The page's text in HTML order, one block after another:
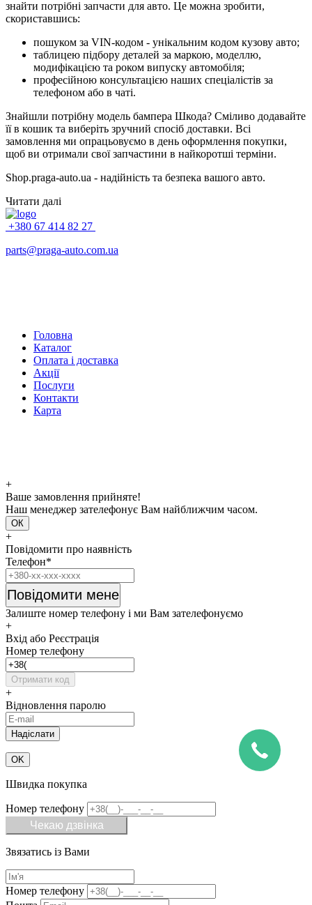
знайти потрібні запчасти для авто. Це можна зробити,
скориставшись:
пошуком за VIN-кодом - унікальним кодом кузову авто;
таблицею підбору деталей за маркою, моделлю,
модифікацією та роком випуску автомобіля;
професійною консультацією наших спеціалістів за
телефоном або в чаті.
Знайшли потрібну модель бампера Шкода? Сміливо додавайте
її в кошик та виберіть зручний спосіб доставки. Всі
замовлення ми опрацьовуємо в день оформлення покупки,
щоб ви отримали свої запчастини в найкоротші терміни.
Shop.praga-auto.ua - надійність та безпека вашого авто.
Читати далі
+380 67 414 82 27
parts@praga-auto.com.ua
Головна
Каталог
Оплата і доставка
Акції
Послуги
Контакти
Карта
+
Ваше замовлення прийняте!
Наш менеджер зателефонує Вам найближчим часом.
ОК
+
Повідомити про наявність
Телефон*
Повідомити мене
Залиште номер телефону і ми Вам зателефонуємо
+
Вхід або Реєстрація
Номер телефону
Отримати код
+
Відновлення паролю
OK
Швидка покупка
Номер телефону
Чекаю дзвінка
Звязатись із Вами
Номер телефону